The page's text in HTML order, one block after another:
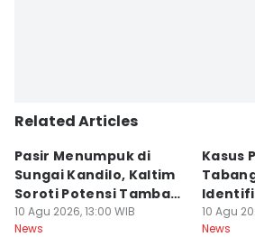
Related Articles
Pasir Menumpuk di
Sungai Kandilo, Kaltim
Soroti Potensi Tambang
Legal
10 Agu 2026, 13:00 WIB
News
Kasus
Nama
10 Agu
News